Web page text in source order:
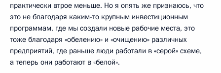
практически втрое меньше. Но я опять же признаюсь, что
это не благодаря каким-то крупным инвестиционным
программам, где мы создали новые рабочие места, это
тоже благодаря «обелению» и «очищению» различных
предприятий, где раньше люди работали в «серой» схеме,
а теперь они работают в «белой».